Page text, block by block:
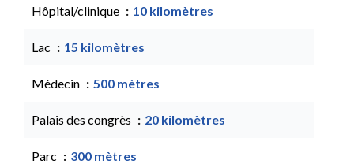
Hôpital/clinique 10 kilomètres
Lac 15 kilomètres
Médecin 500 mètres
Palais des congrès 20 kilomètres
Parc 300 mètres